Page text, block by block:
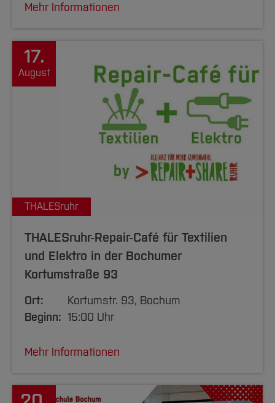
Mehr Informationen
THALESruhr
17.
August
THALESruhr-Repair-Café für Textilien
und Elektro in der Bochumer
Kortumstraße 93
Ort:
Kortumstr. 93, Bochum
Beginn: 15:00 Uhr
Mehr Informationen